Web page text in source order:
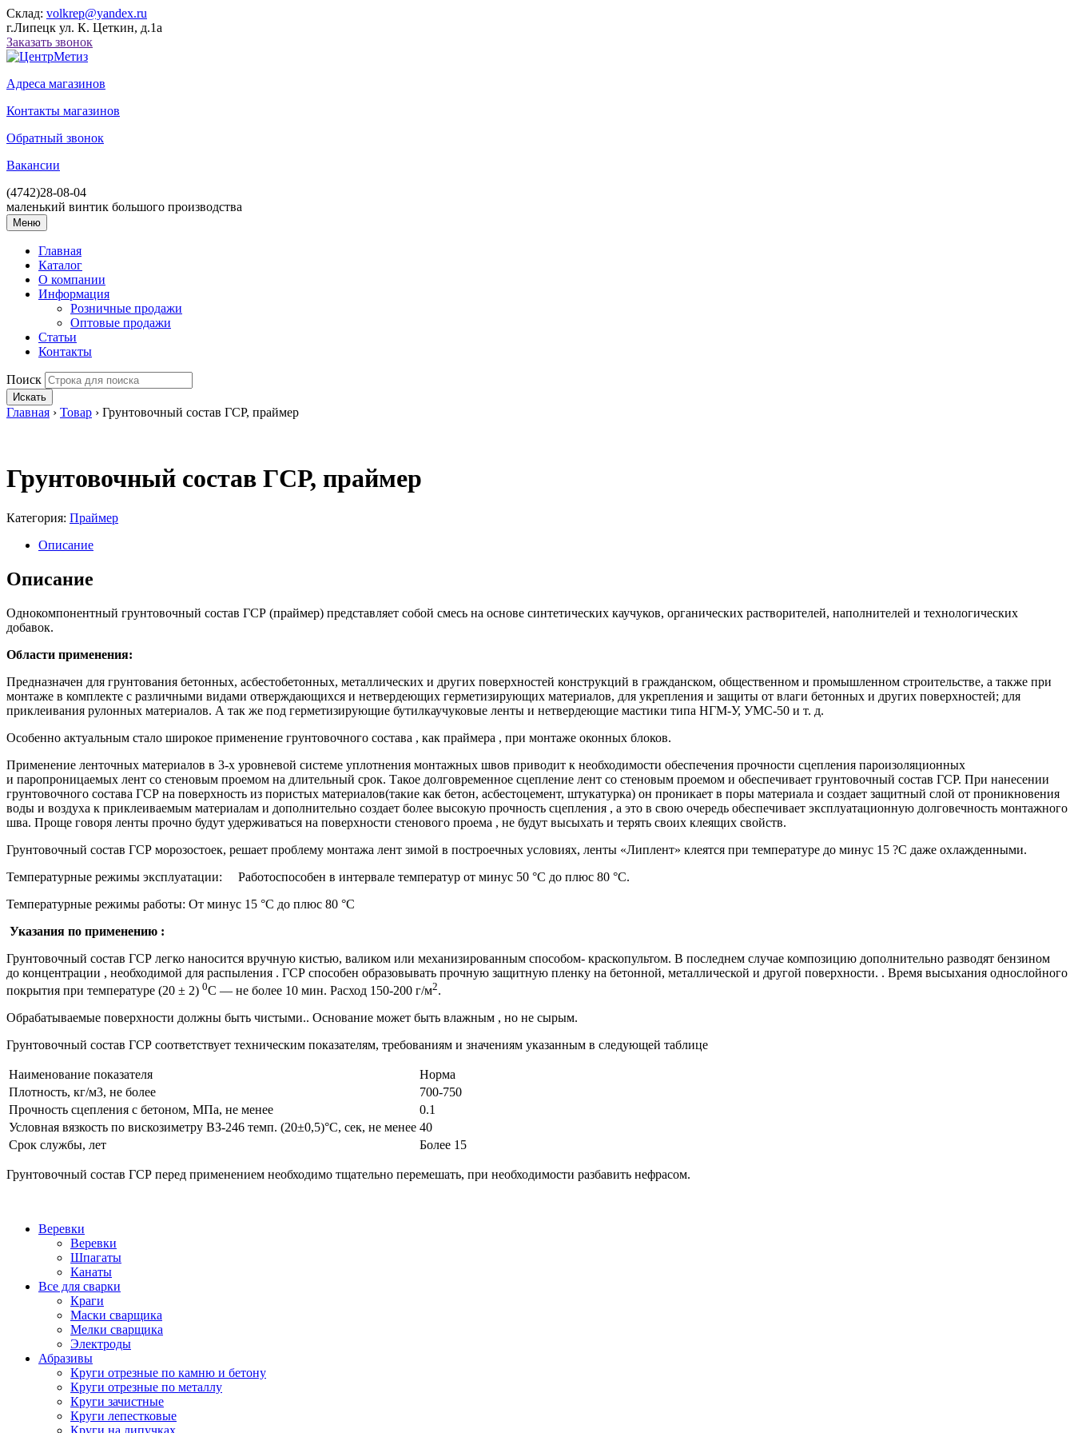
Склад: volkrep@yandex.ru
г.Липецк ул. К. Цеткин, д.1а
Заказать звонок
Адреса магазинов
Контакты магазинов
Обратный звонок
Вакансии
(4742)28-08-04
маленький винтик большого производства
Меню
Главная
Каталог
О компании
Информация
Розничные продажи
Оптовые продажи
Статьи
Контакты
Поиск
Искать
Главная › Товар › Грунтовочный состав ГСР, праймер
Грунтовочный состав ГСР, праймер
Категория: Праймер
Описание
Описание
Однокомпонентный грунтовочный состав ГСР (праймер) представляет собой смесь на основе синтетических каучуков, органических растворителей, наполнителей и технологических
добавок.
Области применения:
Предназначен для грунтования бетонных, асбестобетонных, металлических и других поверхностей конструкций в гражданском, общественном и промышленном строительстве, а также при
монтаже в комплекте с различными видами отверждающихся и нетвердеющих герметизирующих материалов, для укрепления и защиты от влаги бетонных и других поверхностей; для
приклеивания рулонных материалов. А так же под герметизирующие бутилкаучуковые ленты и нетвердеющие мастики типа НГМ-У, УМС-50 и т. д.
Особенно актуальным стало широкое применение грунтовочного состава , как праймера , при монтаже оконных блоков.
Применение ленточных материалов в 3-х уровневой системе уплотнения монтажных швов приводит к необходимости обеспечения прочности сцепления пароизоляционных
и паропроницаемых лент со стеновым проемом на длительный срок. Такое долговременное сцепление лент со стеновым проемом и обеспечивает грунтовочный состав ГСР. При нанесении
грунтовочного состава ГСР на поверхность из пористых материалов(такие как бетон, асбестоцемент, штукатурка) он проникает в поры материала и создает защитный слой от проникновения
воды и воздуха к приклеиваемым материалам и дополнительно создает более высокую прочность сцепления , а это в свою очередь обеспечивает эксплуатационную долговечность монтажного
шва. Проще говоря ленты прочно будут удерживаться на поверхности стенового проема , не будут высыхать и терять своих клеящих свойств.
Грунтовочный состав ГСР морозостоек, решает проблему монтажа лент зимой в построечных условиях, ленты «Липлент» клеятся при температуре до минус 15 ?С даже охлажденными.
Температурные режимы эксплуатации: Работоспособен в интервале температур от минус 50 °С до плюс 80 °С.
Температурные режимы работы: От минус 15 °С до плюс 80 °С
Указания по применению :
Грунтовочный состав ГСР легко наносится вручную кистью, валиком или механизированным способом- краскопультом. В последнем случае композицию дополнительно разводят бензином
до концентрации , необходимой для распыления . ГСР способен образовывать прочную защитную пленку на бетонной, металлической и другой поверхности. . Время высыхания однослойного
покрытия при температуре (20 ± 2) 0С — не более 10 мин. Расход 150-200 г/м2.
Обрабатываемые поверхности должны быть чистыми.. Основание может быть влажным , но не сырым.
Грунтовочный состав ГСР соответствует техническим показателям, требованиям и значениям указанным в следующей таблице
Наименование показателя
Норма
Плотность, кг/м3, не более
700-750
Прочность сцепления с бетоном, МПа, не менее
0.1
Условная вязкость по вискозиметру ВЗ-246 темп. (20±0,5)°С, сек, не менее 40
Срок службы, лет
Более 15
Грунтовочный состав ГСР перед применением необходимо тщательно перемешать, при необходимости разбавить нефрасом.
Веревки
Веревки
Шпагаты
Канаты
Все для сварки
Краги
Маски сварщика
Мелки сварщика
Электроды
Абразивы
Круги отрезные по камню и бетону
Круги отрезные по металлу
Круги зачистные
Круги лепестковые
Круги на липучках